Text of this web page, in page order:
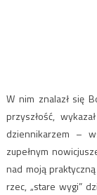
W nim znalazł się
przyszłość,
dziennikarzem –
zupełnym
nad moją
rzec, „stare wygi”